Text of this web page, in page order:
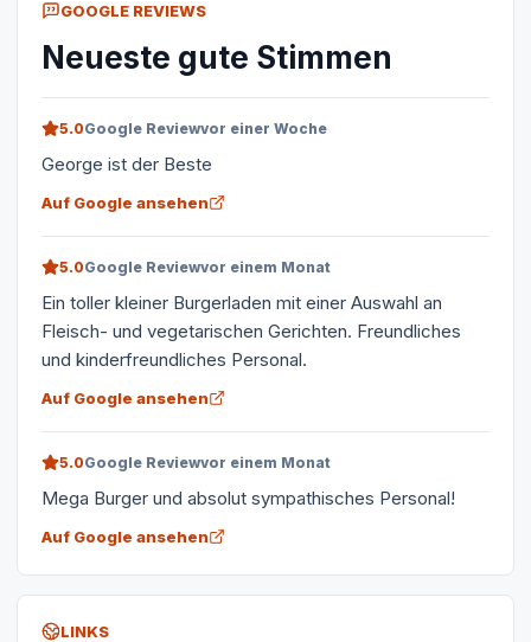
GOOGLE REVIEWS
Neueste gute Stimmen
5.0Google Reviewvor einer Woche
George ist der Beste
Auf Google ansehen
5.0Google Reviewvor einem Monat
Ein toller kleiner Burgerladen mit einer Auswahl an
Fleisch- und vegetarischen Gerichten. Freundliches
und kinderfreundliches Personal.
Auf Google ansehen
5.0Google Reviewvor einem Monat
Mega Burger und absolut sympathisches Personal!
Auf Google ansehen
LINKS